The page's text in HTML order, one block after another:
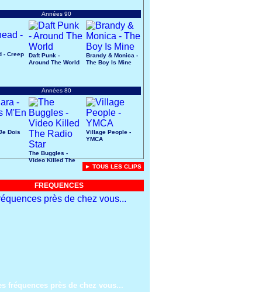
Années 90
- Creep
Daft Punk -
Around The World
Brandy & Monica -
The Boy Is Mine
Années 80
Dois
The Buggles -
Video Killed The
Village People -
YMCA
► TOUS LES CLIPS
FREQUENCES
fréquences près de chez vous...